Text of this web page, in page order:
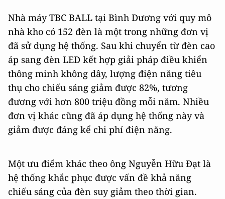
Nhà máy TBC BALL tại Bình Dương với quy mô
nhà kho có 152 đèn là một trong những đơn vị
đã sử dụng hệ thống. Sau khi chuyển từ đèn cao
áp sang đèn LED kết hợp giải pháp điều khiển
thông minh không dây, lượng điện năng tiêu
thụ cho chiếu sáng giảm được 82%, tương
đương với hơn 800 triệu đồng mỗi năm. Nhiều
đơn vị khác cũng đã áp dụng hệ thống này và
giảm được đáng kể chi phí điện năng.
Một ưu điểm khác theo ông Nguyễn Hữu Đạt là
hệ thống khắc phục được vấn đề khả năng
chiếu sáng của đèn suy giảm theo thời gian.